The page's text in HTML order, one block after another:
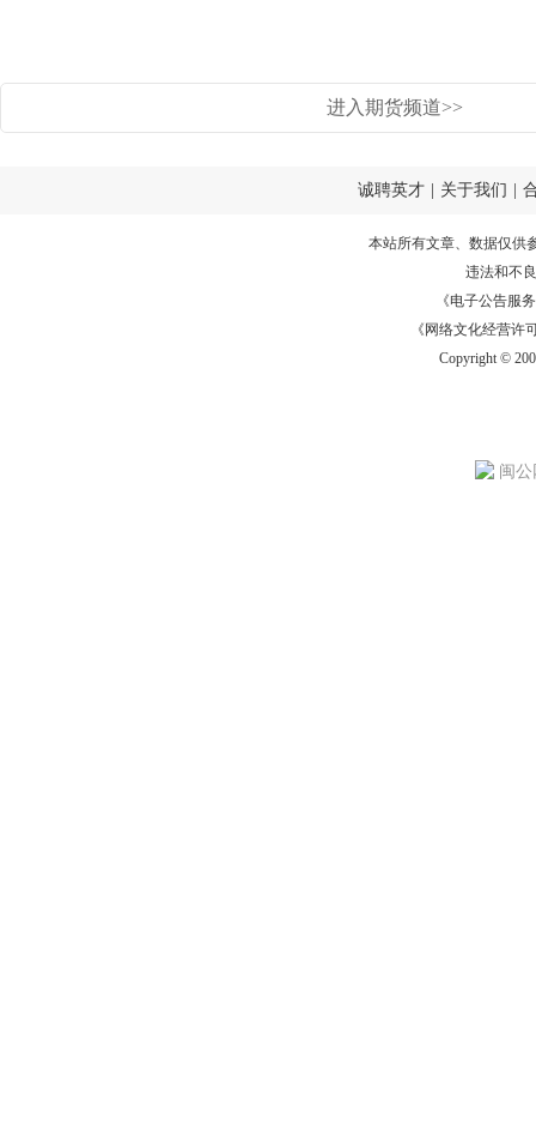
进入期货频道>>
诚聘英才 关于我们
本站所有文章、数据仅供
违法和不
《电子公告服务
《网络文化经营许
Copyright ©
闽公